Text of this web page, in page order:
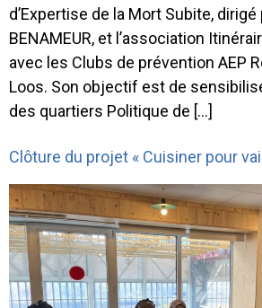
d’Expertise de la Mort Subite, dirigé
BENAMEUR, et l’association
avec les Clubs de prévention AEP
Loos. Son objectif est de
des quartiers Politique de […]
Clôture du projet « Cuisiner pour